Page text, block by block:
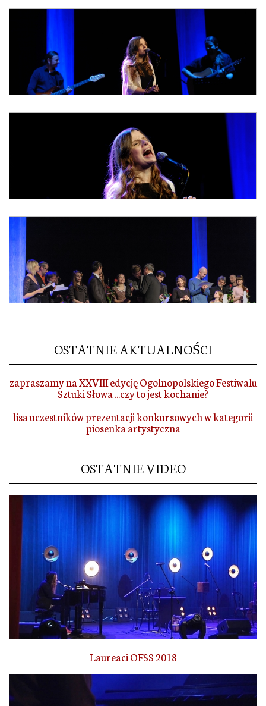
OSTATNIE AKTUALNOŚCI
zapraszamy na XXVIII edycję Ogolnopolskiego Festiwalu
Sztuki Słowa ...czy to jest kochanie?
lisa uczestników prezentacji konkursowych w kategorii
piosenka artystyczna
OSTATNIE VIDEO
Laureaci OFSS 2018